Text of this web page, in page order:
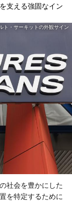
支える強固なイン
ト・サーキットの外観サイン
社会を豊かにした
を特定するために